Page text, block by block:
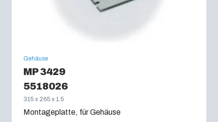
Gehäuse
MP 3429
5518026
315 x 265 x 1.5
Montageplatte, für Gehäuse